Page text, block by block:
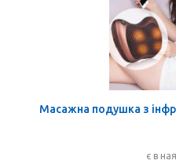
Масажна подушка з
є в